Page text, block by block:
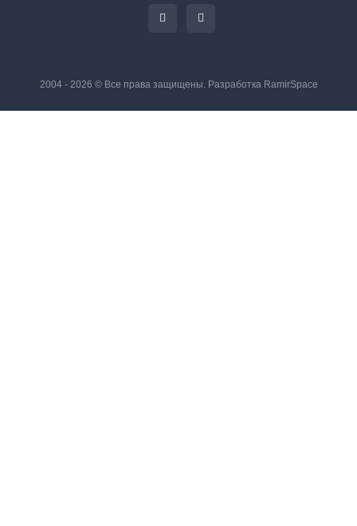
2004 - 2026 © Все права защищены. Разработка RamirSpace